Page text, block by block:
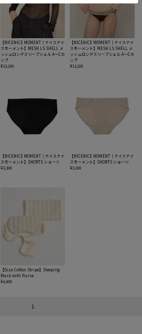
【NICENICE MOMENT｜ナイスナイ
スモーメント】MESH LS SHELL メ
ッシュロングスリーブシェル A〜Cカ
ップ
¥13,200
【NICENICE MOMENT｜ナイスナイ
スモーメント】MESH LS SHELL メ
ッシュロングスリーブシェル A〜Cカ
ップ
¥13,200
【NICENICE MOMENT｜ナイスナイ
スモーメント】SHORTS ショーツ
¥3,300
【NICENICE MOMENT｜ナイスナイ
スモーメント】SHORTS ショーツ
¥3,300
【Giza Cotton Stripe】Sleeping
Mask with Purse
¥4,400
1